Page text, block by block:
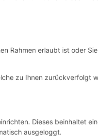
Rahmen erlaubt ist oder
zu Ihnen zurückverfolgt
Dieses beinhaltet
ausgeloggt.